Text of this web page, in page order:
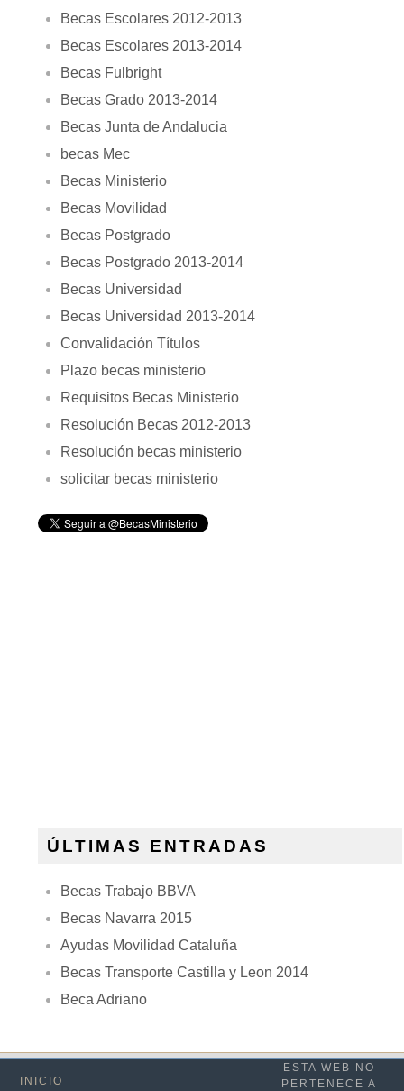
Becas Escolares 2012-2013
Becas Escolares 2013-2014
Becas Fulbright
Becas Grado 2013-2014
Becas Junta de Andalucia
becas Mec
Becas Ministerio
Becas Movilidad
Becas Postgrado
Becas Postgrado 2013-2014
Becas Universidad
Becas Universidad 2013-2014
Convalidación Títulos
Plazo becas ministerio
Requisitos Becas Ministerio
Resolución Becas 2012-2013
Resolución becas ministerio
solicitar becas ministerio
ÚLTIMAS ENTRADAS
Becas Trabajo BBVA
Becas Navarra 2015
Ayudas Movilidad Cataluña
Becas Transporte Castilla y Leon 2014
Beca Adriano
INICIO
ESTA WEB NO
PERTENECE A